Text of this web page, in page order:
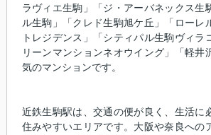
ラヴィエ生駒」「ジ・アーバネックス生
ル生駒」「クレド生駒旭ケ丘」「ローレ
トレジデンス」「シティパル生駒ヴィラ
リーンマンションネオウイング」「軽井
気のマンションです。
近鉄生駒駅は、交通の便が良く、生活に
住みやすいエリアです。大阪や奈良への